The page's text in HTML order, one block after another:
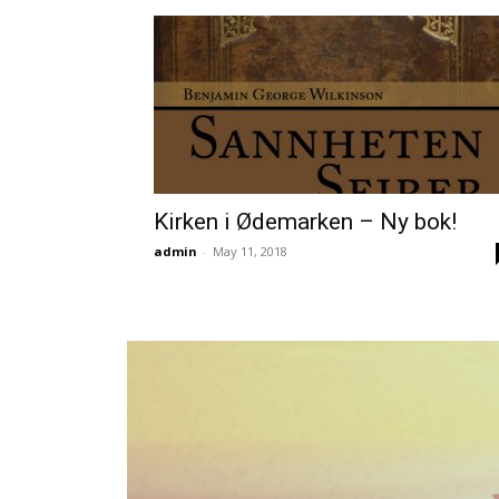
Kirken i Ødemarken – Ny bok!
admin - May 11, 2018